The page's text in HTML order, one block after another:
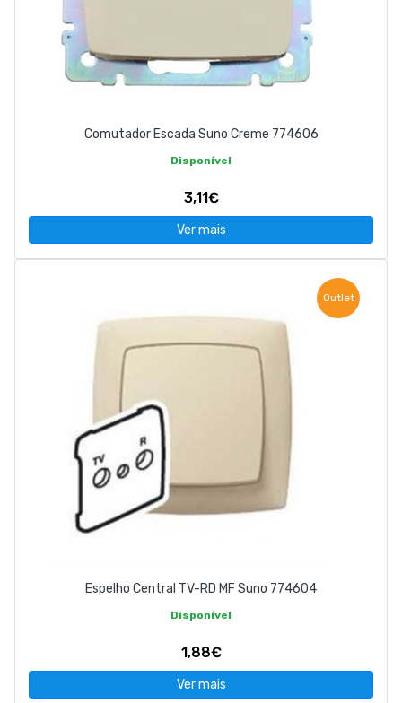
Comutador Escada Suno Creme 774606
Disponível
3,11€
Ver mais
Outlet
Espelho Central TV-RD MF Suno 774604
Disponível
1,88€
Ver mais